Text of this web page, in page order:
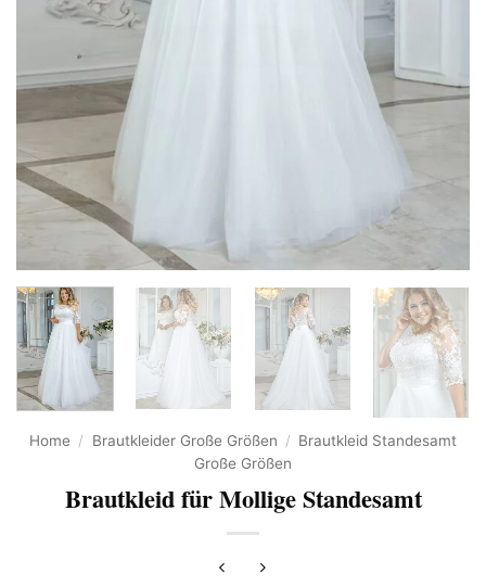
Home / Brautkleider Große Größen / Brautkleid Standesamt
Große Größen
Brautkleid für Mollige Standesamt